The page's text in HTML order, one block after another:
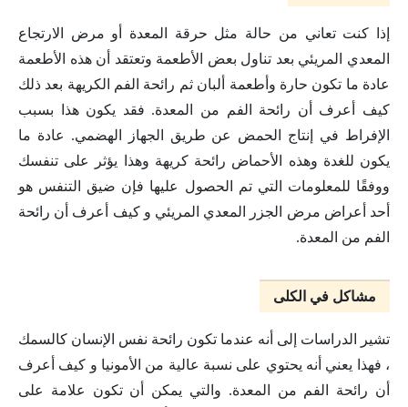
إذا كنت تعاني من حالة مثل حرقة المعدة أو مرض الارتجاع
المعدي المريئي بعد تناول بعض الأطعمة وتعتقد أن هذه الأطعمة
عادة ما تكون حارة وأطعمة ألبان ثم رائحة الفم الكريهة بعد ذلك
كيف أعرف أن رائحة الفم من المعدة. فقد يكون هذا بسبب
الإفراط في إنتاج الحمض عن طريق الجهاز الهضمي. عادة ما
يكون للغدة وهذه الأحماض رائحة كريهة وهذا يؤثر على تنفسك
ووفقًا للمعلومات التي تم الحصول عليها فإن ضيق التنفس هو
أحد أعراض مرض الجزر المعدي المريئي و كيف أعرف أن رائحة
الفم من المعدة.
مشاكل في الكلى
تشير الدراسات إلى أنه عندما تكون رائحة نفس الإنسان كالسمك
، فهذا يعني أنه يحتوي على نسبة عالية من الأمونيا و كيف أعرف
أن رائحة الفم من المعدة. والتي يمكن أن تكون علامة على